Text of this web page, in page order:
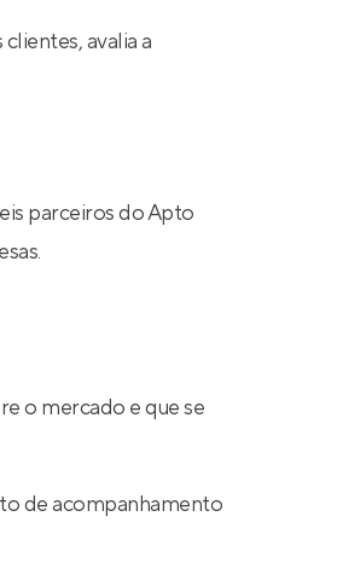
avalia a
parceiros do Apto
o mercado e que se
de acompanhamento